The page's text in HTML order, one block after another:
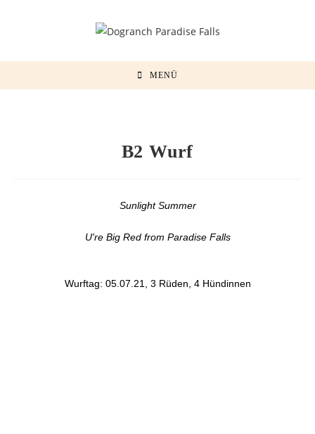
MENÜ
B2 Wurf
Sunlight Summer
U're Big Red from Paradise Falls
Wurftag: 05.07.21, 3 Rüden, 4 Hündinnen